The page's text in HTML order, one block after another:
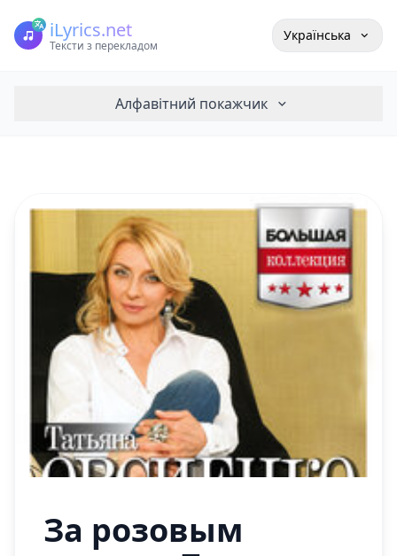
iLyrics.net
Тексти з перекладом
Українська
Алфавітний покажчик
За розовым